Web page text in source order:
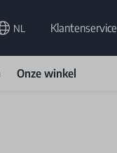
NL Klantenservice
Onze winkel